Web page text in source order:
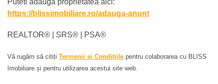
https://blissimobiliare.ro/adauga-anunt
REALTOR®️ | SRS®️ | PSA®️
Vă rugăm să citiți Termenii și Condițiile pentru colaborarea cu BLISS
Imobiliare și pentru utilizarea acestui site web.